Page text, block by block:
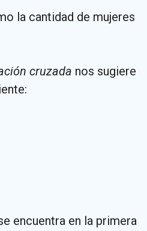
la cantidad de mujeres
cruzada nos sugiere
encuentra en la primera